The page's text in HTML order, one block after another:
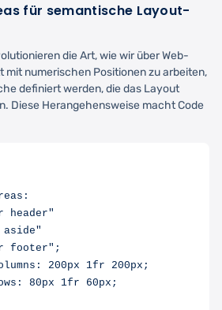
für semantische Layout-
die Art, wie wir über Web-
mit numerischen Positionen zu arbeiten,
definiert werden, die das Layout
Diese Herangehensweise macht Code
header"
aside"
footer";
200px 1fr 200px;
80px 1fr 60px;